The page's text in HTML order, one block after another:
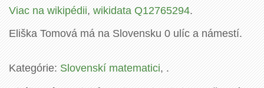
Viac na wikipédii,wikidata Q12765294.
Eliška Tomová má na Slovensku 0 ulíc a námestí.
Kategórie:Slovenskí matematici, .